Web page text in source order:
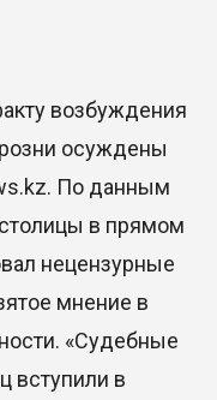
возбуждения
осуждены
По данным
в прямом
нецензурные
мнение в
«Судебные
вступили в